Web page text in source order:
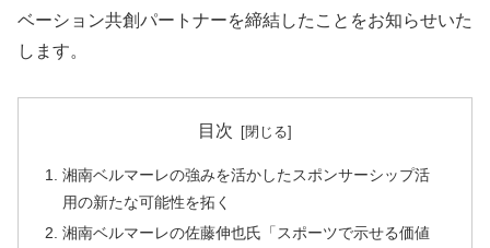
ベーション共創パートナーを締結したことをお知らせいた
します。
目次
湘南ベルマーレの強みを活かしたスポンサーシップ活
用の新たな可能性を拓く
湘南ベルマーレの佐藤伸也氏「スポーツで示せる価値